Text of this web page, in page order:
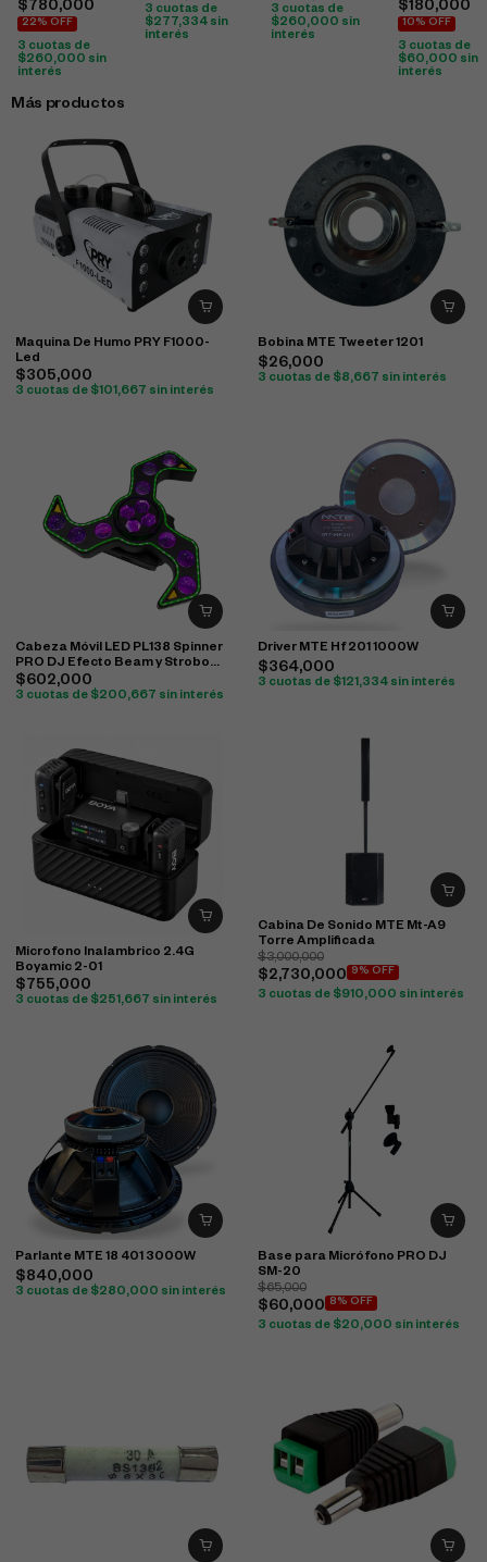
$ 780,000
22% OFF
3 cuotas de
$260,000 sin
interés
3 cuotas de
$277,334sin
interés
3 cuotas de
$260,000 sin
interés
$180,000
10% OFF
3 cuotas de
$60,000 sin
interés
Más productos
Maquina De Humo PRY F1000-
Led
$305,000
3 cuotas de $101,667 sin interés
Bobina MTE Tweeter 1201
$26,000
3 cuotas de $8,667 sin interés
Cabeza Móvil LED PL138 Spinner
PRO DJ Efecto Beam y Strobo
RGBW
$602,000
3 cuotas de $200,667 sin interés
Driver MTE Hf 201 1000W
$364,000
3 cuotas de $121,334 sin interés
Microfono Inalambrico 2.4G
Boyamic 2-01
$755,000
3 cuotas de $251,667 sin interés
Cabina De Sonido MTE Mt-A9
Torre Amplificada
$3,000,000
$2,730,000 9% OFF
3 cuotas de $910,000 sin interés
Parlante MTE 18 401 3000W
$840,000
3 cuotas de $280,000 sin interés
Base para Micrófono PRO DJ
SM-20
$65,000
$60,000 8% OFF
3 cuotas de $20,000 sin interés